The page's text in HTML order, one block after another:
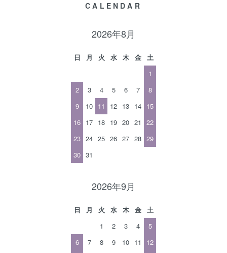
CALENDAR
2026年8月
日 月 火 水 木 金
土
1
2
3 4 5 6 7
8
9
10 11 12 13 14 15
16 17 18 19 20 21
22
23 24 25 26 27 28 29
30 31
2026年9月
日 月 火 水 木 金
土
1
2 3 4
5
6
7 8 9 10 11
12